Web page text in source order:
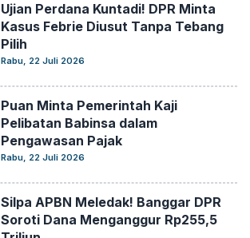
Ujian Perdana Kuntadi! DPR Minta
Kasus Febrie Diusut Tanpa Tebang
Pilih
Rabu, 22 Juli 2026
Puan Minta Pemerintah Kaji
Pelibatan Babinsa dalam
Pengawasan Pajak
Rabu, 22 Juli 2026
Silpa APBN Meledak! Banggar DPR
Soroti Dana Menganggur Rp255,5